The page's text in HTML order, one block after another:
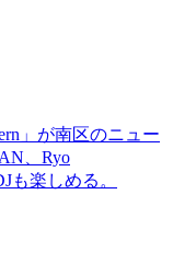
」が南区のニュー
、Ryo
も楽しめる。